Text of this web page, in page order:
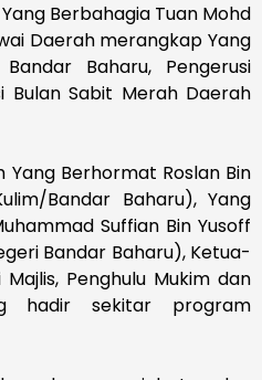
Berbahagia Tuan Mohd
Daerah merangkap Yang
Baharu, Pengerusi
Bulan Sabit Merah Daerah
Berhormat Roslan Bin
Bandar Baharu), Yang
Suffian Bin Yusoff
Bandar Baharu), Ketua-
Penghulu Mukim dan
hadir sekitar program